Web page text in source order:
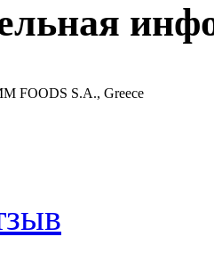
FOODS S.A., Greece